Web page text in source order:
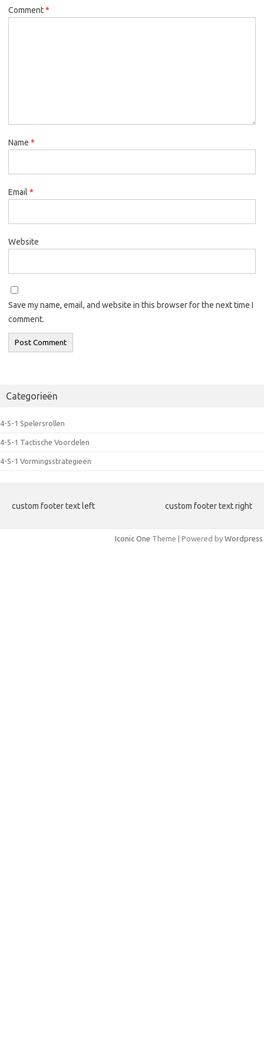
Comment*
Name *
Email *
Website
Save my name, email, and website in this browser for the next time I
comment.
Categorieën
4-5-1 Spelersrollen
4-5-1 Tactische Voordelen
4-5-1 Vormingsstrategieën
custom footer text left custom footer text right
Iconic One Theme | Powered by Wordpress